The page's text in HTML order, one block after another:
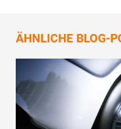
ÄHNLICHE BLOG-